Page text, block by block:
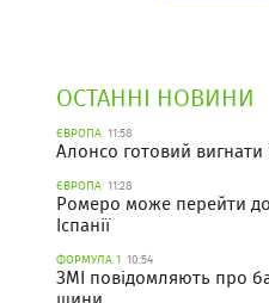
ОСТАННІ НОВИНИ
ЄВРОПА 11:58
Алонсо готовий вигнати
ЄВРОПА 11:28
Ромеро може перейти
Іспанії
ФОРМУЛА 1 10:54
ЗМІ повідомляють про